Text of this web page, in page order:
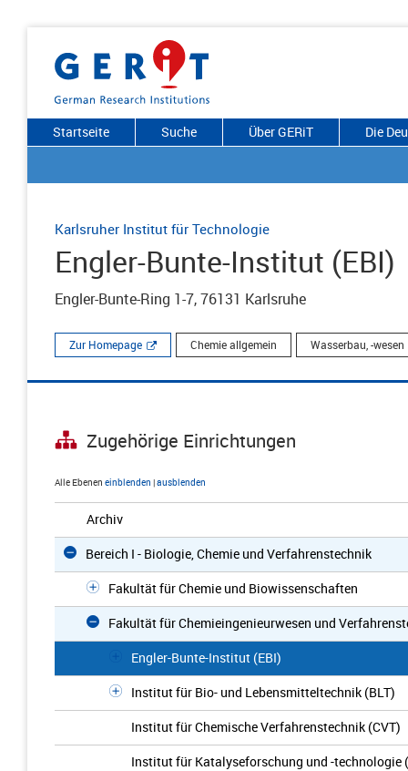
Startseite Suche Über GERiT Die
Karlsruher Institut für Technologie
Engler-Bunte-Institut (EBI)
Engler-Bunte-Ring 1-7, 76131 Karlsruhe
Zur Homepage Chemie allgemein Wasserbau, -wesen
Zugehörige Einrichtungen
Alle Ebenen einblenden |ausblenden
Archiv
Bereich I - Biologie, Chemie und Verfahrenstechnik
Fakultät für Chemie und Biowissenschaften
Fakultät für Chemieingenieurwesen und
Engler-Bunte-Institut (EBI)
Institut für Bio- und Lebensmitteltechnik (BLT)
Institut für Chemische Verfahrenstechnik (CVT)
Institut für Katalyseforschung und -technologie